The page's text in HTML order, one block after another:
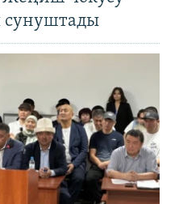
сунуштады